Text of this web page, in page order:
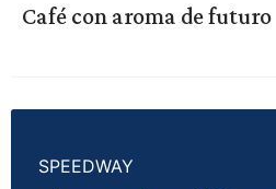
Café con aroma de futuro
SPEEDWAY